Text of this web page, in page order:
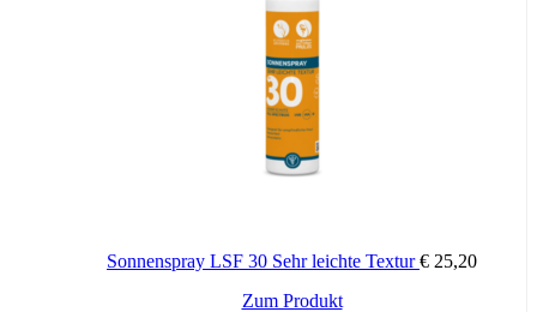
ETHYLHEXYL SALICYLATE, BIS-
ETHYLHEXYLOXYPHENOL METHOXYPHENYL
, ACRYLATES/OCTYLACRYLAMIDE
METHOXYDIBENZOYLMETHANE
ETHYLHEXYL TRIAZONE, PARFUM,
Sonnenspray LSF 30 Sehr leichte Textur€ 25,20
Zum Produkt